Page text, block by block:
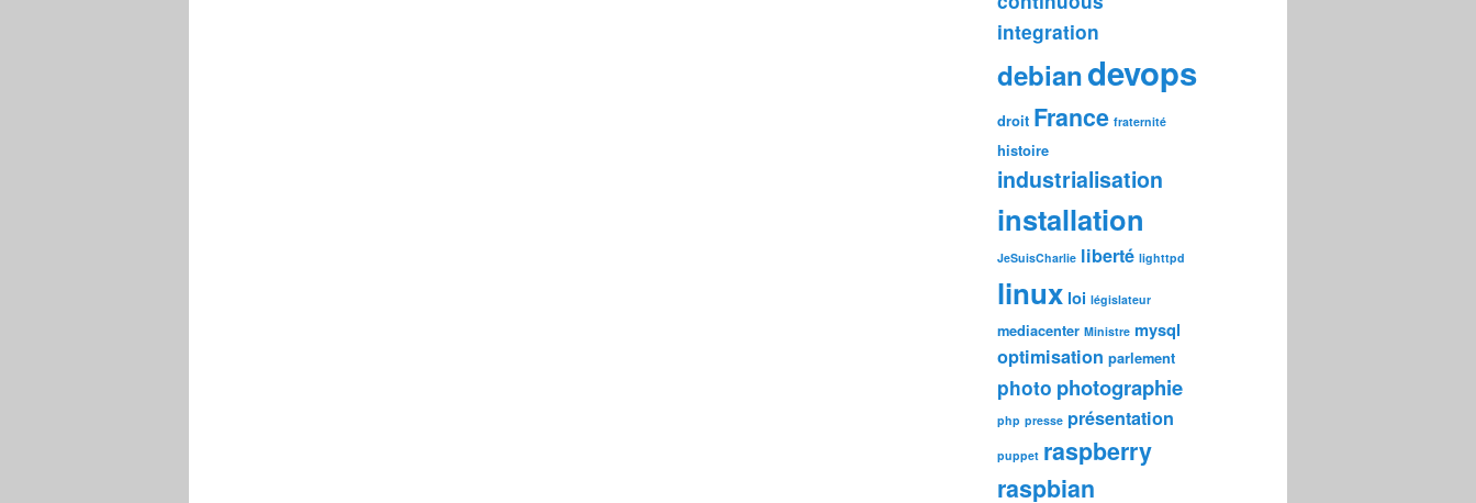
integration
debiandevops
droit France fraternité
histoire
industrialisation
installation
JeSuisCharlie liberté lighttpd
linux loi législateur
mediacenter Ministre mysql
optimisation parlement
photo photographie
php presse présentation
puppet raspberry
raspbian